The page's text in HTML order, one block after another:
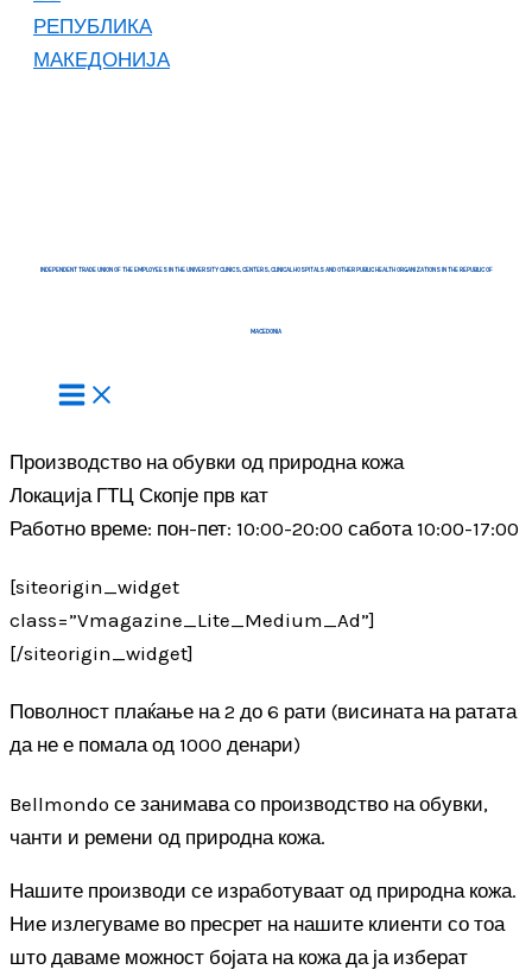
INDEPENDENT TRADE UNION OF THE EMPLOYEES IN THE UNIVERSITY CLINICS, CENTERS, CLINICAL HOSPITALS AND OTHER PUBLIC HEALTH ORGANIZATIONS IN THE REPUBLIC OF
MACEDONIA
Производство на обувки од природна кожа
Локација ГТЦ Скопје прв кат
Работно време: пон-пет: 10:00-20:00 сабота 10:00-17:00
[siteorigin_widget
class=”Vmagazine_Lite_Medium_Ad”]
[/siteorigin_widget]
Поволност плаќање на 2 до 6 рати (висината на ратата
да не е помала од 1000 денари)
Bellmondo се занимава со производство на обувки,
чанти и ремени од природна кожа.
Нашите производи се изработуваат од природна кожа.
Ние излегуваме во пресрет на нашите клиенти со тоа
што даваме можност бојата на кожа да ја изберат